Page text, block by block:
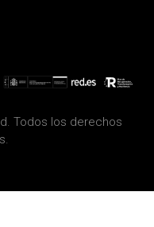
Todos los derechos